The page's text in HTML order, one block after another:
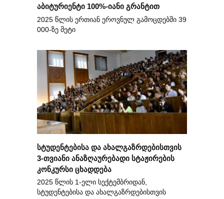
აბიტურიენტი 100%-იანი გრანტით
2025 წლის ერთიან ეროვნულ გამოცდებში 39
000-ზე მეტი
სტუდენტებისა და ახალგაზრდებისთვის
3-თვიანი ანაზღაურებადი სტაჟირების
კონკურსი ცხადდება
2025 წლის 1-ელი სექტემბრიდან,
სტუდენტებისა და ახალგაზრდებისთვის